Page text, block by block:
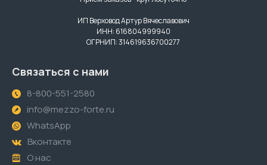
ИП Верховод Артур Вячеславович
ИНН: 616804999940
ОГРНИП: 314619636700277
Связаться с нами
8-800-551-2580
info@mezzo-forte.ru
WhatsApp
Вконтакте
О нас